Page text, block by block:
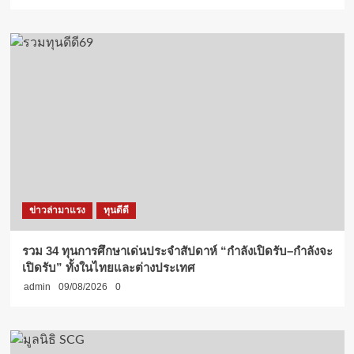
ข่าวล่ามาแรง ทุนดีดี
รวม 34 ทุนการศึกษาเด่นประจำสัปดาห์ “กำลังเปิดรับ–กำลังจะ
เปิดรับ” ทั้งในไทยและต่างประเทศ
admin 09/08/2026 0